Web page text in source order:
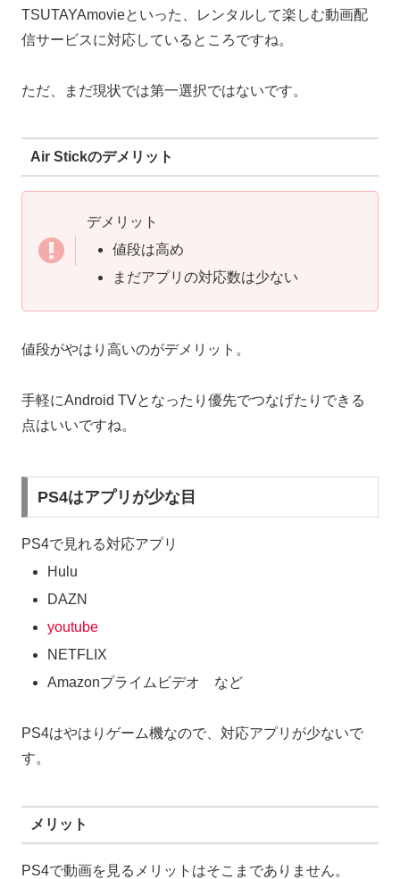
TSUTAYAmovieといった、レンタルして楽しむ動画配
信サービスに対応しているところですね。
ただ、まだ現状では第一選択ではないです。
Air Stickのデメリット
デメリット
値段は高め
まだアプリの対応数は少ない
値段がやはり高いのがデメリット。
手軽にAndroid TVとなったり優先でつなげたりできる
点はいいですね。
PS4はアプリが少な目
PS4で見れる対応アプリ
Hulu
DAZN
youtube
NETFLIX
Amazonプライムビデオ など
PS4はやはりゲーム機なので、対応アプリが少ないで
す。
メリット
PS4で動画を見るメリットはそこまでありません。